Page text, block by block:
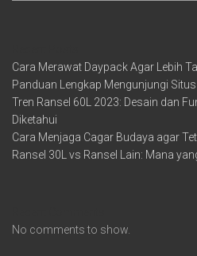
Cara Merawat Daypack Agar Lebih
Panduan Lengkap Mengunjungi
Tren Ransel 60L 2023: Desain dan
Diketahui
Cara Menjaga Cagar Budaya agar
Ransel 30L vs Ransel Lain: Mana
No comments to show.